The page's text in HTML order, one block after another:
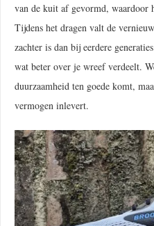
van de kuit af gevormd, waardoor
Tijdens het dragen valt de
zachter is dan bij eerdere
wat beter over je wreef verdeelt.
duurzaamheid ten goede komt,
vermogen inlevert.